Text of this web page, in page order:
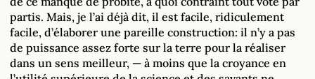
partis. Mais, je l’ai déjà dit, il est facile, ridiculement
facile, d’élaborer une pareille construction: il n’y a pas
de puissance assez forte sur la terre pour la réaliser
dans un sens meilleur, — à moins que la croyance en